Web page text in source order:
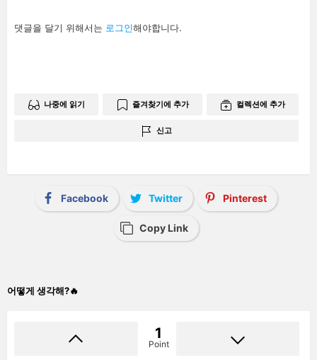
답
글
댓글을 달기 위해서는 로그인해야합니다.
나중에 읽기 즐겨찾기에 추가 컬렉션에 추가
신고
Facebook Twitter Pinterest
Copy Link
어떻게 생각해?🔥
1
Point